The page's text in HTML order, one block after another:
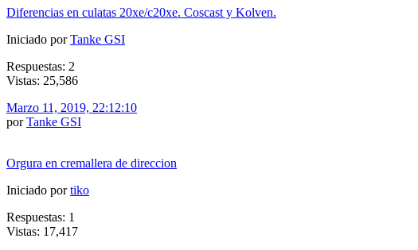
Diferencias en culatas 20xe/c20xe. Coscast y Kolven.
Iniciado porTanke GSI
Respuestas: 2
Vistas: 25,586
Marzo 11, 2019, 22:12:10
porTanke GSI
Orgura en cremallera de direccion
Iniciado portiko
Respuestas: 1
Vistas: 17,417